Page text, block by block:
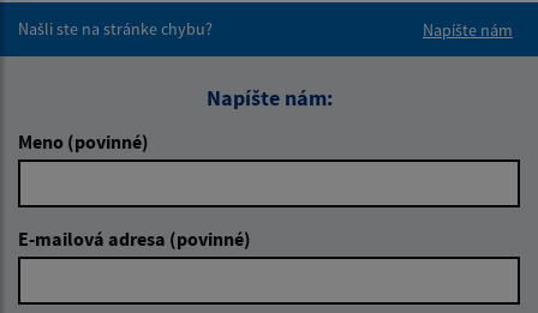
Našli ste na stránke chybu?
Napíšte nám
Napíšte nám:
Meno (povinné)
E-mailová adresa (povinné)